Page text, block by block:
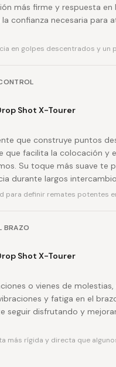
más firme y respuesta
confianza necesaria para
en golpes descentrados y
Shot X-Tourer
que construye puntos
que facilita la colocación y
Su toque más suave te
durante largos
para definir remates potentes
BRAZO
Shot X-Tourer
o vienes de
y fatiga en el
seguir disfrutando y
más rígida y directa que